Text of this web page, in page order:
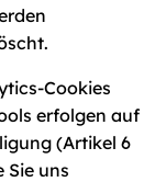
Cookies
erfolgen auf
(Artikel 6
Sie uns